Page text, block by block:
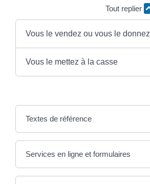
Tout replier
Vous le vendez ou vous le donnez
Vous le mettez à la casse
Textes de référence
Services en ligne et formulaires